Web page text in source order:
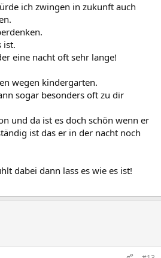
ich zwingen in zukunft auch
ist.
eine nacht oft sehr lange!
wegen kindergarten.
sogar besonders oft zu dir
und da ist es doch schön wenn er
ist das er in der nacht noch
dabei dann lass es wie es ist!